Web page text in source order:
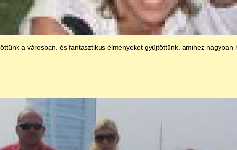
a városban, és fantasztikus élményeket gyűjtöttünk, amihez nagyban